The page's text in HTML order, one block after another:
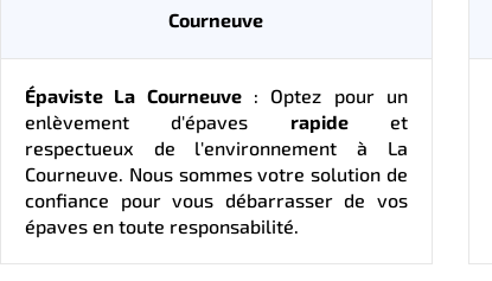
Courneuve
Épaviste La Courneuve: Optez pour un
enlèvement d'épaves rapideet
respectueux de l'environnement à La
Courneuve. Nous sommes votre solution de
confiance pour vous débarrasser de vos
épaves en toute responsabilité.